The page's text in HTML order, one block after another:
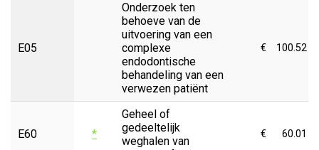
E05
Onderzoek ten
behoeve van de
uitvoering van een
complexe
endodontische
behandeling van een
verwezen patiënt
€ 100.52
E60 *
Geheel of
gedeeltelijk
weghalen van
€ 60.01